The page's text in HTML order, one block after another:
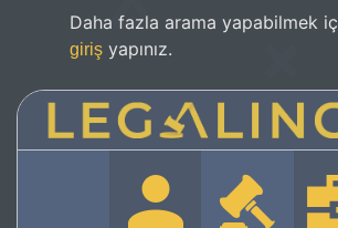
Daha fazla arama yapabilmek
giriş yapınız.